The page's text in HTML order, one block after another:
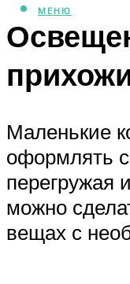
МЕНЮ
Маленькие
оформлять
перегружая
можно
вещах с